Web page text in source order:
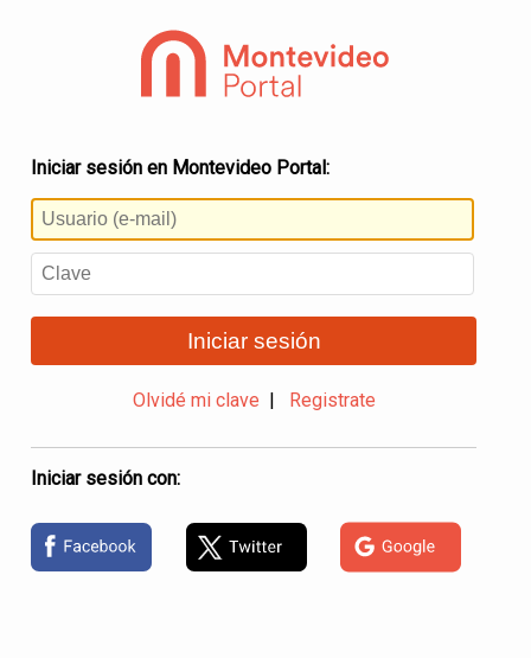
Iniciar sesión en Montevideo Portal:
Iniciar sesión
Olvidé mi clave Registrate
Iniciar sesión con: